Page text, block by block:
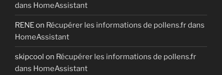
dans HomeAssistant
RENEon Récupérer les informations de pollens.fr dans
HomeAssistant
skipcool on Récupérer les informations de pollens.fr
dans HomeAssistant